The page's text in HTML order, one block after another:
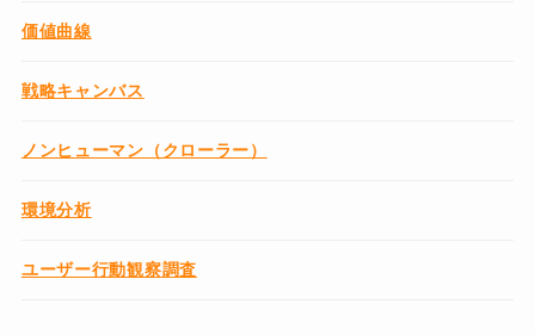
価値曲線
戦略キャンバス
ノンヒューマン（クローラー）
環境分析
ユーザー行動観察調査